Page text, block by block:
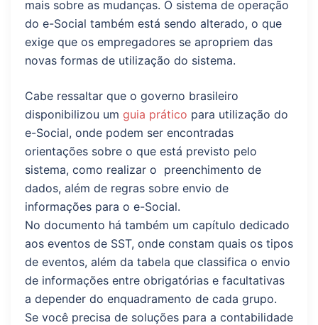
mais sobre as mudanças. O sistema de operação
do e-Social também está sendo alterado, o que
exige que os empregadores se apropriem das
novas formas de utilização do sistema.
Cabe ressaltar que o governo brasileiro
disponibilizou um guia prático para utilização do
e-Social, onde podem ser encontradas
orientações sobre o que está previsto pelo
sistema, como realizar o preenchimento de
dados, além de regras sobre envio de
informações para o e-Social.
No documento há também um capítulo dedicado
aos eventos de SST, onde constam quais os tipos
de eventos, além da tabela que classifica o envio
de informações entre obrigatórias e facultativas
a depender do enquadramento de cada grupo.
Se você precisa de soluções para a contabilidade